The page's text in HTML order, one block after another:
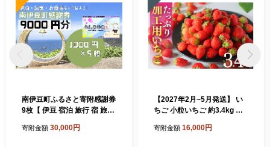
南伊豆町ふるさと寄附感謝券
9枚【 伊豆 宿泊 旅行 宿 旅館
ティ 南伊豆 クーポン 宿泊券
寄附金額 30,000円
【2027年2月~5月発送】 い
ちご 小粒いちご 約3.4kg 恋
ちご 大容量 加工用 イチゴ st
寄附金額 16,000円